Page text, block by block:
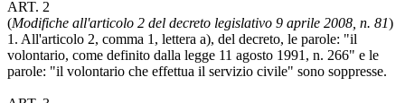
ART. 2
(Modifiche all'articolo 2 del decreto legislativo 9 aprile 2008, n. 81)
1. All'articolo 2, comma 1, lettera a), del decreto, le parole: "il
volontario, come definito dalla legge 11 agosto 1991, n. 266" e le
parole: "il volontario che effettua il servizio civile" sono soppresse.